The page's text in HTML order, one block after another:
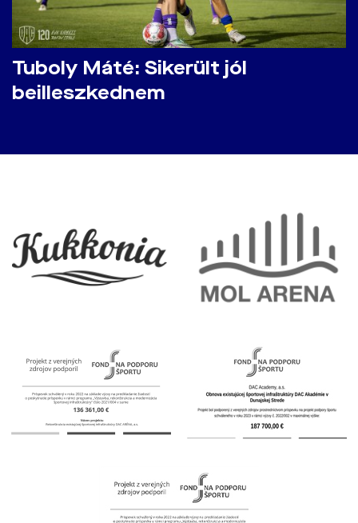
Tuboly Máté: Sikerült jól
beilleszkednem